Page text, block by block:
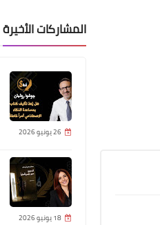
المشاركات الأخيرة
26 يونيو 2026
18 يونيو 2026